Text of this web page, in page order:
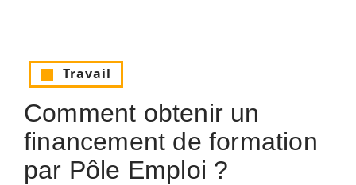
Travail
Comment obtenir un
financement de formation
par Pôle Emploi ?